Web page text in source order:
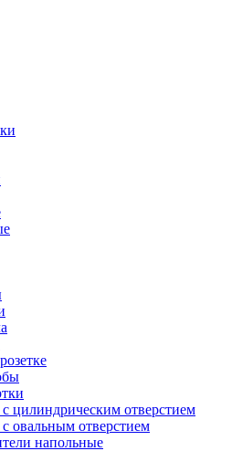
цилиндрическим отверстием
овальным отверстием
напольные